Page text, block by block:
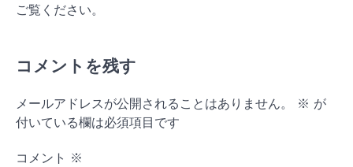
ご覧ください。
コメントを残す
メールアドレスが公開されることはありません。 ※ が
付いている欄は必須項目です
コメント ※